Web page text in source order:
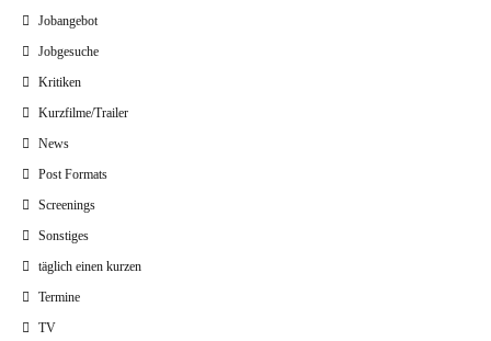
Jobangebot
Jobgesuche
Kritiken
Kurzfilme/Trailer
News
Post Formats
Screenings
Sonstiges
täglich einen kurzen
Termine
TV